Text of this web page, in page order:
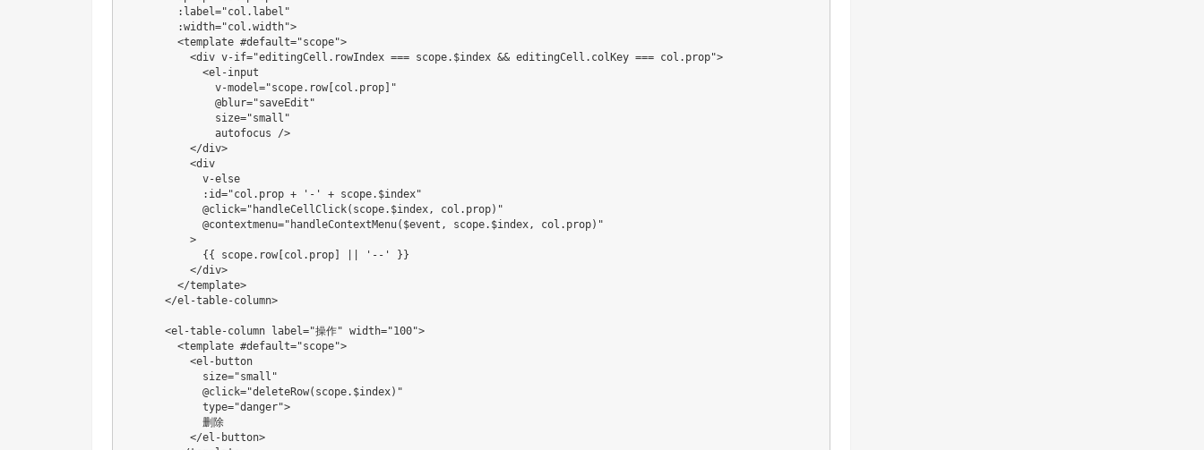
: label ="col.label"
:width="col.width">
<template #default="scope">
<div v-if="editingCell.rowIndex === scope.$index && editingCell.colKey === col.prop">
<el -input
              v
-model ="scope.row[col.prop]"
              @blur
="saveEdit"
              size
="small"
              autofocus
/>
</div>
<div
            v
-else
: id="col.prop + '-' + scope.$index"
            @click
="handleCellClick(scope.$index, col.prop)"
            @contextmenu
="handleContextMenu($event, scope.$index, col.prop)"
>
{{ scope. row [col . prop] '--' }}
</div>
</template>
</el -table-column>
<el -table-column label ="操作" width="100">
<template #default="scope">
<el - button
            size
="small"
            @click
="deleteRow(scope.$index)"
type="danger">
            删除
</el - button>